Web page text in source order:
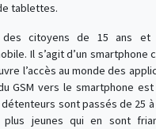
tablettes.
des citoyens de 15 ans et
Il s’agit d’un smartphone
l’accès au monde des
GSM vers le smartphone
sont passés de 25 à
plus jeunes qui en sont